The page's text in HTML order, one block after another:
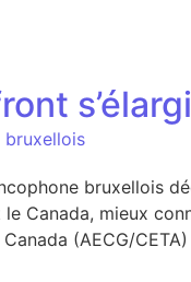
bruxellois
bruxellois
Canada, mieux
(AECG/CETA)